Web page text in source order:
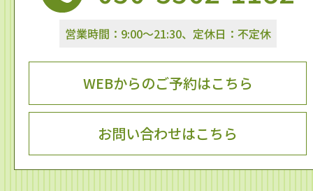
営業時間：9:00～21:30、定休日：不定休
WEBからのご予約はこちら
お問い合わせはこちら